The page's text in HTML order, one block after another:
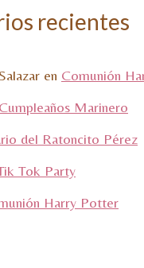
recientes
en Comunión
Cumpleaños Marinero
del Ratoncito Pérez
Tok Party
Harry Potter